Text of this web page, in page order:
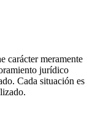
carácter meramente
jurídico
Cada situación es